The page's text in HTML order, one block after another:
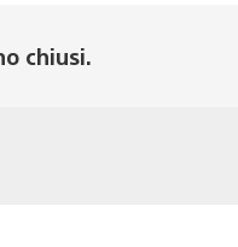
chiusi.